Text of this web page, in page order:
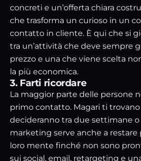
concreti e un’offerta chiara
che trasforma un curioso in un
contatto in cliente. È qui che si
tra un’attività che deve sempre
prezzo e una che viene scelta
la più economica.
3. Farti ricordare
La maggior parte delle persone
primo contatto. Magari ti
decideranno tra due settimane o
marketing serve anche a restare
loro mente finché non sono
sui social, email, retargeting e